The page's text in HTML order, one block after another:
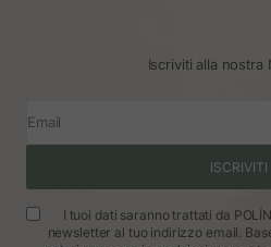
Iscriviti alla nostra
Email
ISCRIVITI
I tuoi dati saranno trattati da
newsletter al tuo indirizzo email.